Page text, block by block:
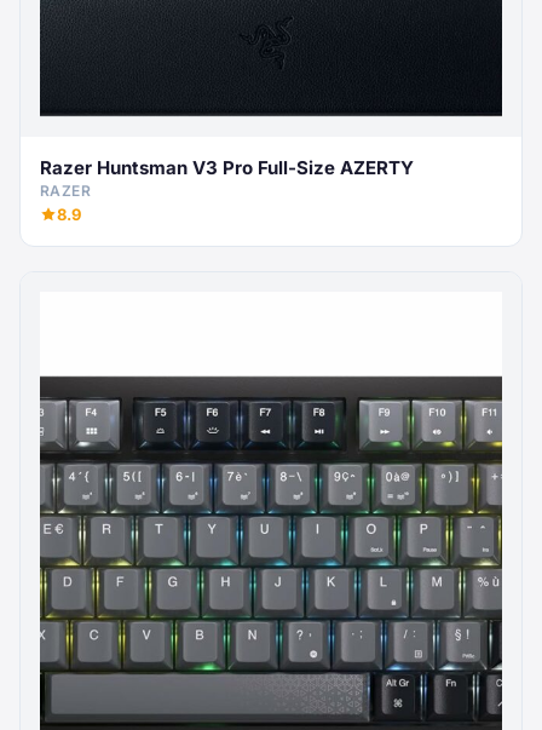
Razer Huntsman V3 Pro Full-Size AZERTY
RAZER
8.9